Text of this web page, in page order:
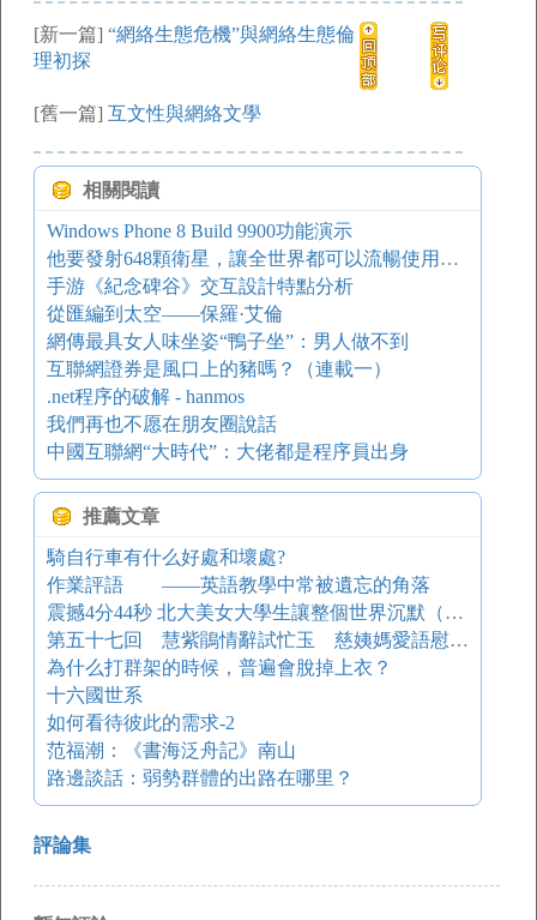
[新一篇] “網絡生態危機”與網絡生態倫
理初探
[舊一篇] 互文性與網絡文學
相關閱讀
Windows Phone 8 Build 9900功能演示
他要發射648顆衛星，讓全世界都可以流暢使用互聯網
手游《紀念碑谷》交互設計特點分析
從匯編到太空——保羅·艾倫
網傳最具女人味坐姿“鴨子坐”：男人做不到
互聯網證券是風口上的豬嗎？（連載一）
.net程序的破解 - hanmos
我們再也不愿在朋友圈說話
中國互聯網“大時代”：大佬都是程序員出身
推薦文章
騎自行車有什么好處和壞處?
作業評語 ——英語教學中常被遺忘的角落
震撼4分44秒 北大美女大學生讓整個世界沉默（視頻）
第五十七回 慧紫鵑情辭試忙玉 慈姨媽愛語慰癡顰
為什么打群架的時候，普遍會脫掉上衣？
十六國世系
如何看待彼此的需求-2
范福潮：《書海泛舟記》南山
路邊談話：弱勢群體的出路在哪里？
評論集